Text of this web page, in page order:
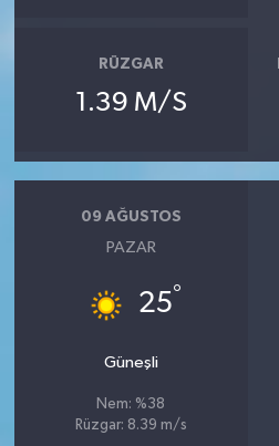
RÜZGAR
1.39 M/S
09 AĞUSTOS
PAZAR
25°
Güneşli
Nem: %38
Rüzgar: 8.39 m/s